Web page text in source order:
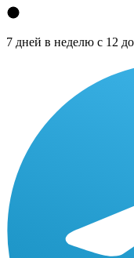
7 дней в неделю с 12